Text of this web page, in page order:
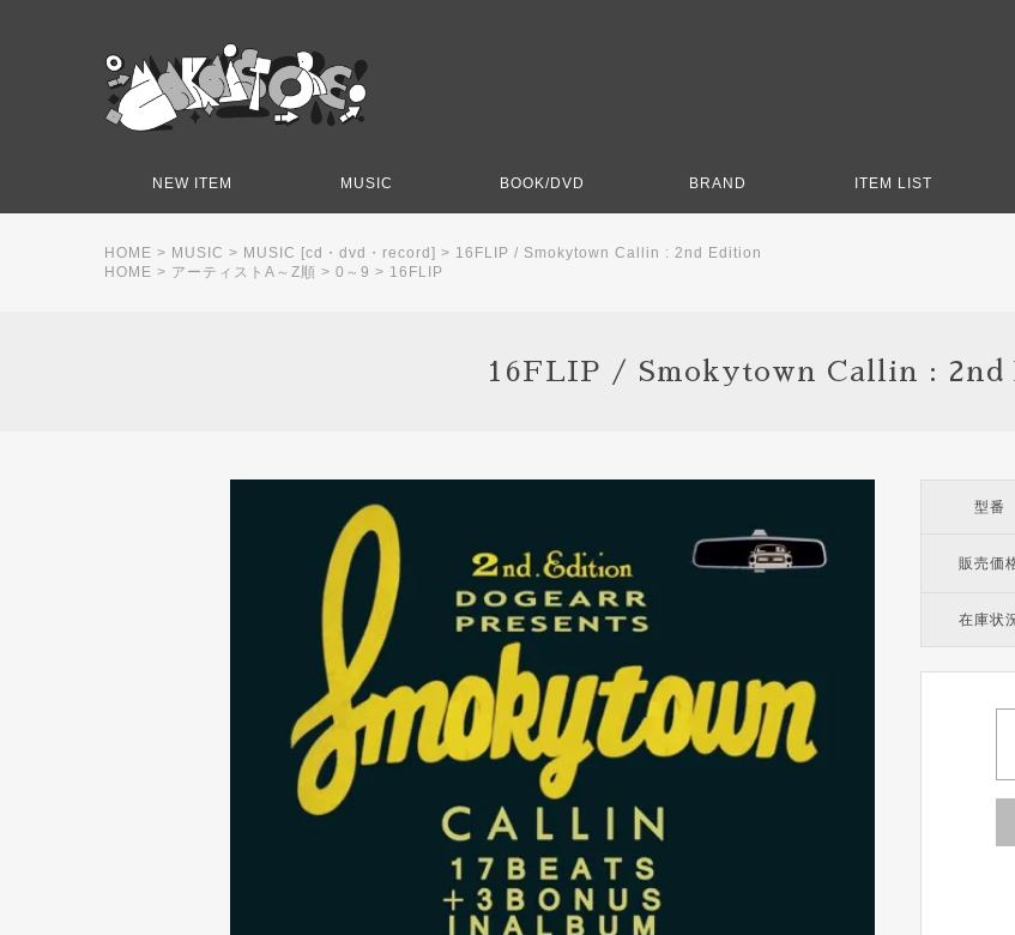
NEW ITEM MUSIC BOOK/DVD BRAND ITEM LIST
HOME > MUSIC > MUSIC [cd・dvd・record] > 16FLIP / Smokytown Callin : 2nd Edition
HOME > アーティストA～Z順 > 0～9 > 16FLIP
16FLIP / Smokytown Callin : 2nd
型番
販売価
在庫状